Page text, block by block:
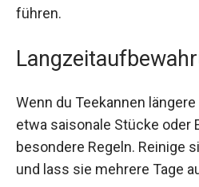
führen.
Wenn du Teekannen
etwa saisonale Stücke oder
besondere Regeln. Reinige
und lass sie mehrere Tage